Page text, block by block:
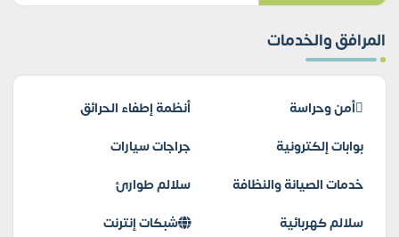
المرافق والخدمات
أمن وحراسة
أنظمة إطفاء الحرائق
بوابات إلكترونية
جراجات سيارات
خدمات الصيانة والنظافة
سلالم طوارئ
سلالم كهربائية
شبكات إنترنت